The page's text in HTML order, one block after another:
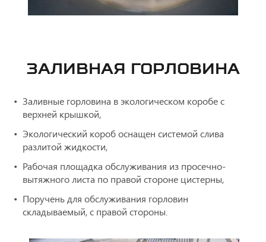
ЗАЛИВНАЯ ГОРЛОВИНА
Заливные горловина в экологическом коробе с
верхней крышкой,
Экологический короб оснащен системой слива
разлитой жидкости,
Рабочая площадка обслуживания из просечно-
вытяжного листа по правой стороне цистерны,
Поручень для обслуживания горловин
складываемый, с правой стороны.